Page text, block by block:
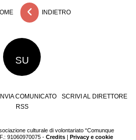
INDIETRO
SU
COMUNICATO
SCRIVI AL DIRETTORE
RSS
culturale di volontariato “Comunque
91060970075 - Credits | Privacy e cookie